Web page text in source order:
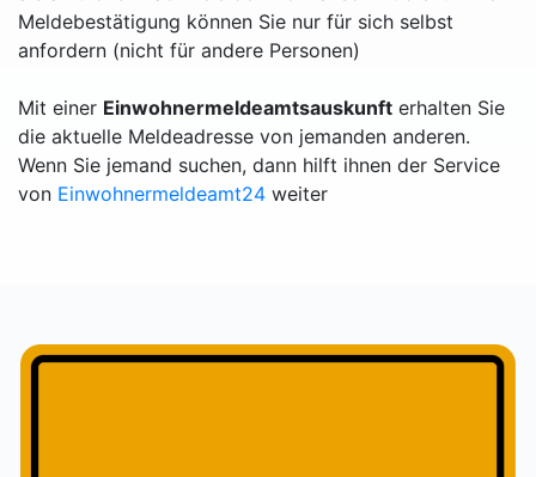
Meldebestätigung können Sie nur für sich selbst
anfordern (nicht für andere Personen)
Mit einer Einwohnermeldeamtsauskunft erhalten Sie
die aktuelle Meldeadresse von jemanden anderen.
Wenn Sie jemand suchen, dann hilft ihnen der Service
von Einwohnermeldeamt24 weiter